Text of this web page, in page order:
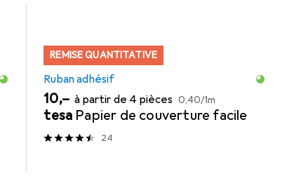
REMISE QUANTITATIVE
Ruban adhésif
EUR
10,– à partir de 4 pièces EUR
0,40/1m
tesa Papier de couverture facile
24